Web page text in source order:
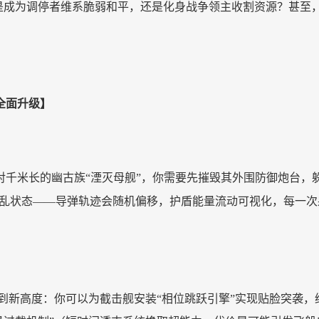
为调停者维系脆弱和平，还是化身战争领主收割资源？甚
升级】
千米长的幽古族“湮灭母舰”，你需要先摧毁其外围防御炮台
状态——导弹轨迹会随机偏移，护盾能量流动可视化，每一
新高度：你可以为截击舰安装“相位跳跃引擎”实现贴脸突袭